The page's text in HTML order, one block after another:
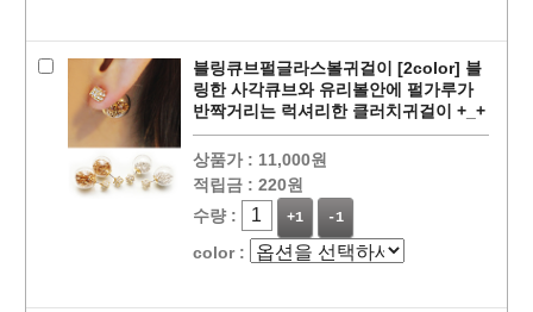
블링큐브펄글라스볼귀걸이 [2color] 블
링한 사각큐브와 유리볼안에 펄가루가
반짝거리는 럭셔리한 클러치귀걸이 +_+
상품가 : 11,000원
적립금 : 220원
수량 :
+1 -1
color :